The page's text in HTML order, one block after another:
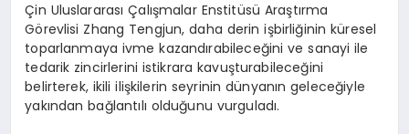
Çin Uluslararası Çalışmalar Enstitüsü Araştırma
Görevlisi Zhang Tengjun, daha derin işbirliğinin küresel
toparlanmaya ivme kazandırabileceğini ve sanayi ile
tedarik zincirlerini istikrara kavuşturabileceğini
belirterek, ikili ilişkilerin seyrinin dünyanın geleceğiyle
yakından bağlantılı olduğunu vurguladı.